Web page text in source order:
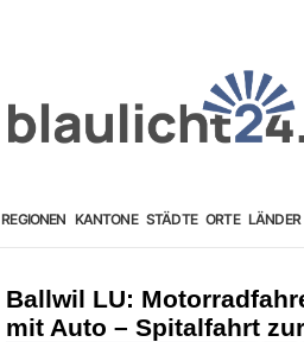
REGIONEN KANTONE STÄDTE ORTE LÄNDER
Ballwil LU:
mit Auto – Spitalfahrt